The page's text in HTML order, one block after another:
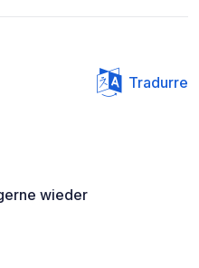
Tradurre
wieder